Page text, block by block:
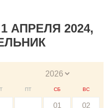
АПРЕЛЯ 2024,
ПТ СБ ВС
01 02